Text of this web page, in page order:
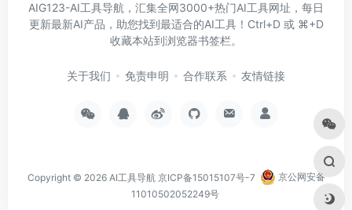
AIG123-AI工具导航，汇集全网3000+热门AI工具网址，每日
更新最新AI产品，助您找到最适合的AI工具！Ctrl+D 或 ⌘+D
收藏本站到浏览器书签栏。
关于我们 免责申明 合作联系 友情链接
Copyright © 2026 AI工具导航 京ICP备15015107号-7
京公网安备
11010502052249号